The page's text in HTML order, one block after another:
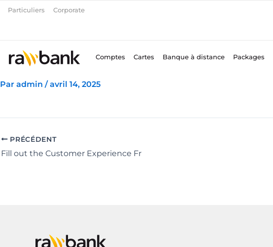
AllerParticuliers Corporate
Comptes Cartes Banque à distance Packages
Par admin /avril 14, 2025
PRÉCÉDENT
Fill out the Customer Experience Fr